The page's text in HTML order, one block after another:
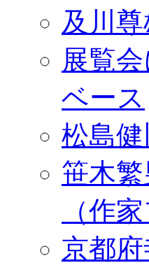
及川
展覧
ベース
松島
笹木
（作
京都